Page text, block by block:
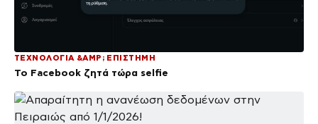
ΤΕΧΝΟΛΟΓΙΑ &AMP; ΕΠΙΣΤΗΜΗ
Το Facebook ζητά τώρα selfie